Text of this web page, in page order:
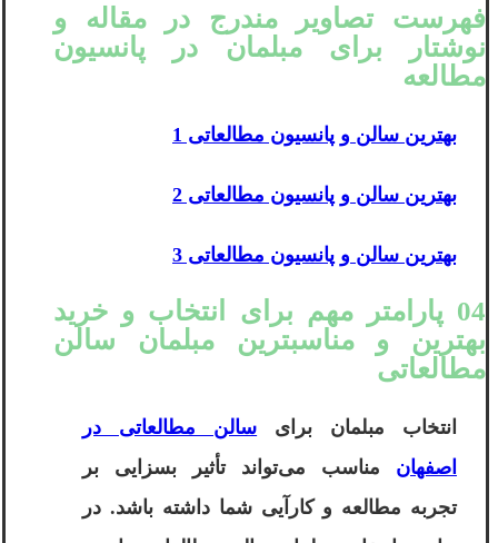
فهرست تصاویر مندرج در مقاله و
نوشتار برای مبلمان در پانسیون
مطالعه
بهترین سالن و پانسیون مطالعاتی 1
بهترین سالن و پانسیون مطالعاتی 2
بهترین سالن و پانسیون مطالعاتی 3
04 پارامتر مهم برای انتخاب و خرید
بهترین و مناسبترین مبلمان سالن
مطالعاتی
انتخاب مبلمان برای سالن مطالعاتی در
اصفهان مناسب می‌تواند تأثیر بسزایی بر
تجربه مطالعه و کارآیی شما داشته باشد. در